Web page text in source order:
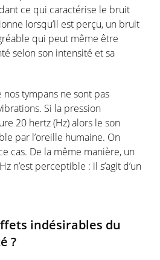
ce qui caractérise le bruit
lorsqu’il est perçu, un bruit
qui peut même être
selon son intensité et sa
tympans ne sont pas
Si la pression
20 hertz (Hz) alors le son
par l’oreille humaine. On
cas. De la même manière, un
n’est perceptible : il s’agit d’un
indésirables du
?